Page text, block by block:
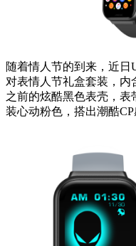
随着情人节的到来，近日
对表情人节礼盒套装，内
之前的炫酷黑色表壳，
装心动粉色，搭出潮酷CP